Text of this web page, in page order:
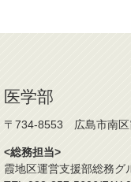
医学部
〒734-8553 広島市南区
<総務担当>
霞地区運営支援部総務グ